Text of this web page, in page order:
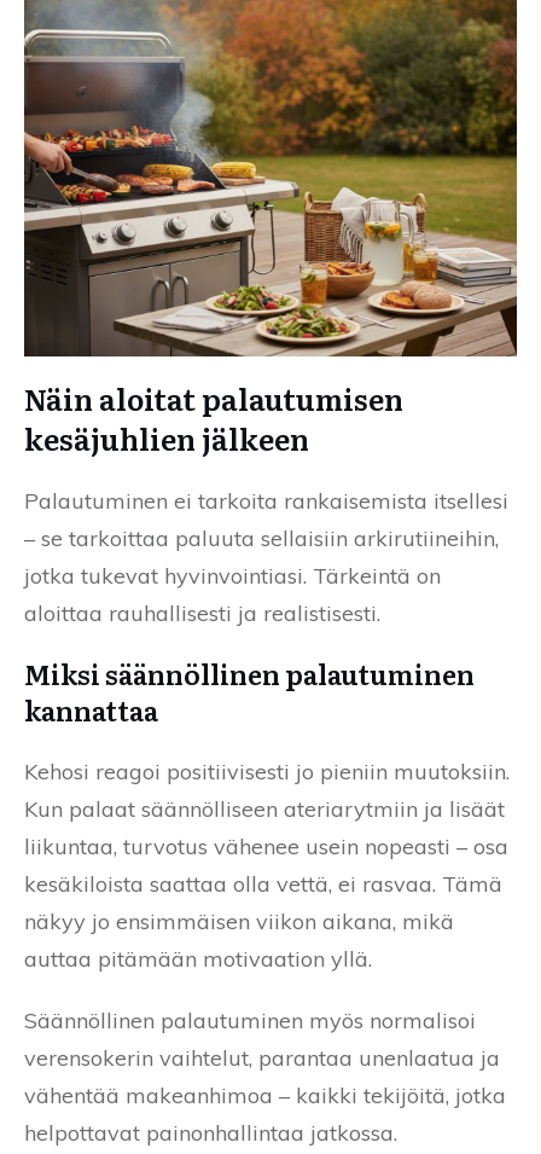
Näin aloitat palautumisen
kesäjuhlien jälkeen
Palautuminen ei tarkoita rankaisemista itsellesi
– se tarkoittaa paluuta sellaisiin arkirutiineihin,
jotka tukevat hyvinvointiasi. Tärkeintä on
aloittaa rauhallisesti ja realistisesti.
Miksi säännöllinen palautuminen
kannattaa
Kehosi reagoi positiivisesti jo pieniin muutoksiin.
Kun palaat säännölliseen ateriarytmiin ja lisäät
liikuntaa, turvotus vähenee usein nopeasti – osa
kesäkiloista saattaa olla vettä, ei rasvaa. Tämä
näkyy jo ensimmäisen viikon aikana, mikä
auttaa pitämään motivaation yllä.
Säännöllinen palautuminen myös normalisoi
verensokerin vaihtelut, parantaa unenlaatua ja
vähentää makeanhimoa – kaikki tekijöitä, jotka
helpottavat painonhallintaa jatkossa.